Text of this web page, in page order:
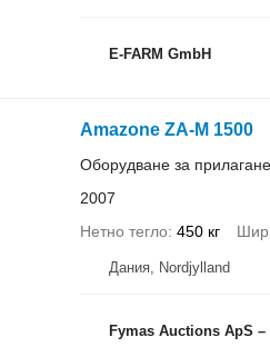
E-FARM GmbH
Amazone ZA-M 1500
Оборудване за
2007
Нетно тегло 450 кг
Дания, Nordjylland
Fymas Auctions ApS